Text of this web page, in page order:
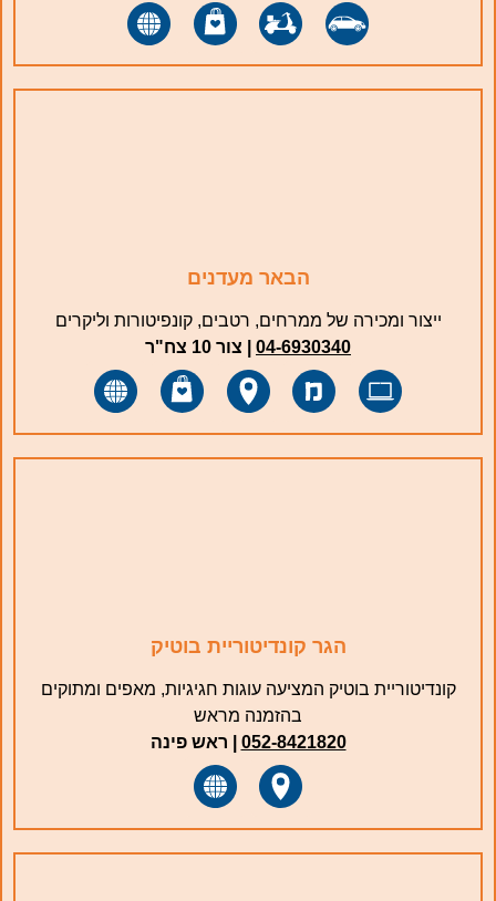
הבאר מעדנים
ייצור ומכירה של ממרחים, רטבים, קונפיטורות וליקרים
04-6930340 | ‏צור 10 צח"ר
הגר קונדיטוריית בוטיק
קונדיטוריית בוטיק המציעה עוגות חגיגיות, מאפים ומתוקים
בהזמנה מראש
052-8421820 | ראש פינה